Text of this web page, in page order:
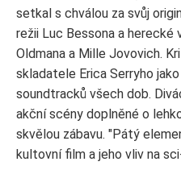
setkal s chválou za svůj
režii Luc Bessona a herecké
Oldmana a Mille Jovovich.
skladatele Erica Serryho
soundtracků všech dob.
akční scény doplněné o
skvělou zábavu. "Pátý
kultovní film a jeho vliv na